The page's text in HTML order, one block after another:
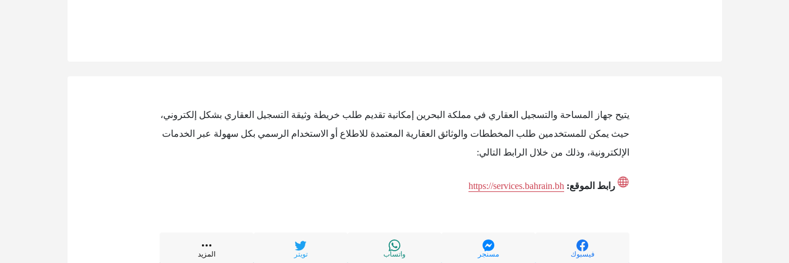
يتيح جهاز المساحة والتسجيل العقاري في مملكة البحرين إمكانية تقديم طلب خريطة وثيقة التسجيل العقاري بشكل إلكتروني،
حيث يمكن للمستخدمين طلب المخططات والوثائق العقارية المعتمدة للاطلاع أو الاستخدام الرسمي بكل سهولة عبر الخدمات
الإلكترونية، وذلك من خلال الرابط التالي:
رابط الموقع: https://services.bahrain.bh
فيسبوك مسنجر واتساب تويتر المزيد